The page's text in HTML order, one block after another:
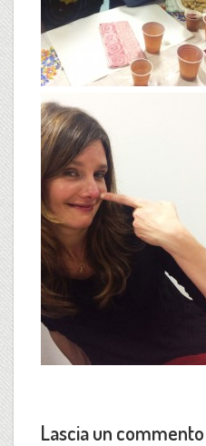
Lascia un commento